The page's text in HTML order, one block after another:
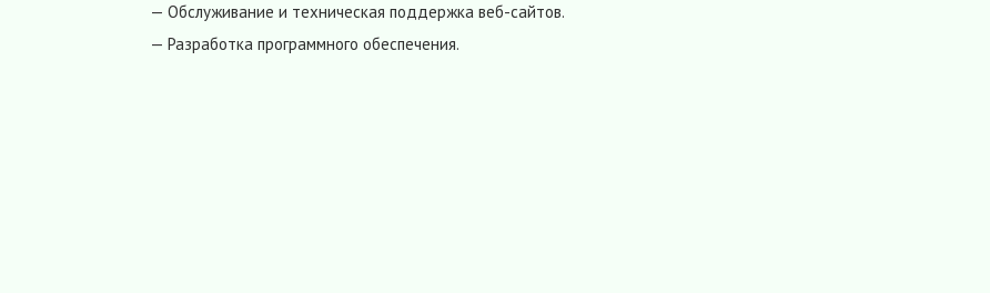
— Обслуживание и техническая поддержка веб-сайтов.
— Разработка программного обеспечения.